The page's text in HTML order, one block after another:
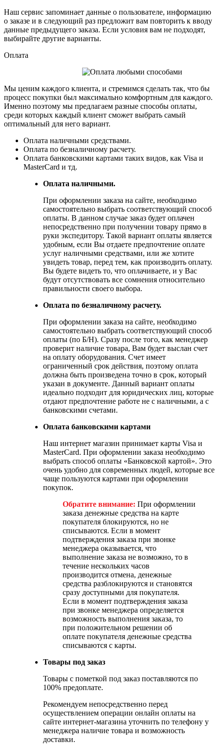
Наш сервис запоминает данные о пользователе, информацию
о заказе и в следующий раз предложит вам повторить к вводу
данные предыдущего заказа. Если условия вам не подходят,
выбирайте другие варианты.
Оплата
Мы ценим каждого клиента, и стремимся сделать так, что бы
процесс покупки был максимально комфортным для каждого.
Именно поэтому мы предлагаем разные способы оплаты,
среди которых каждый клиент сможет выбрать самый
оптимальный для него вариант.
Оплата наличными средствами.
Оплата по безналичному расчету.
Оплата банковскими картами таких видов, как Visa и
MasterCard и тд.
Оплата наличными.
При оформлении заказа на сайте, необходимо
самостоятельно выбрать соответствующий способ
оплаты. В данном случае заказ будет оплачен
непосредственно при получении товару прямо в
руки экспедитору. Такой вариант оплаты является
удобным, если Вы отдаете предпочтение оплате
услуг наличными средствами, или же хотите
увидеть товар, перед тем, как производить оплату.
Вы будете видеть то, что оплачиваете, и у Вас
будут отсутствовать все сомнения относительно
правильности своего выбора.
Оплата по безналичному расчету.
При оформлении заказа на сайте, необходимо
самостоятельно выбрать соответствующий способ
оплаты (по Б/Н). Сразу после того, как менеджер
проверит наличие товара, Вам будет выслан счет
на оплату оборудования. Счет имеет
ограниченный срок действия, поэтому оплата
должна быть произведена точно в срок, который
указан в документе. Данный вариант оплаты
идеально подходит для юридических лиц, которые
отдают предпочтение работе не с наличными, а с
банковскими счетами.
Оплата банковскими картами
Наш интернет магазин принимает карты Visa и
MasterCard. При оформлении заказа необходимо
выбрать способ оплаты «Банковской картой». Это
очень удобно для современных людей, которые все
чаще пользуются картами при оформлении
покупок.
Обратите внимание: При оформлении
заказа денежные средства на карте
покупателя блокируются, но не
списываются. Если в момент
подтверждения заказа при звонке
менеджера оказывается, что
выполнение заказа не возможно, то в
течение нескольких часов
производится отмена, денежные
средства разблокируются и становятся
сразу доступными для покупателя.
Если в момент подтверждения заказа
при звонке менеджера определяется
возможность выполнения заказа, то
при положительном решении об
оплате покупателя денежные средства
списываются с карты.
Товары под заказ
Товары с пометкой под заказ поставляются по
100% предоплате.
Рекомендуем непосредственно перед
осуществлением операции онлайн оплаты на
сайте интернет-магазина уточнить по телефону у
менеджера наличие товара и возможность
доставки.